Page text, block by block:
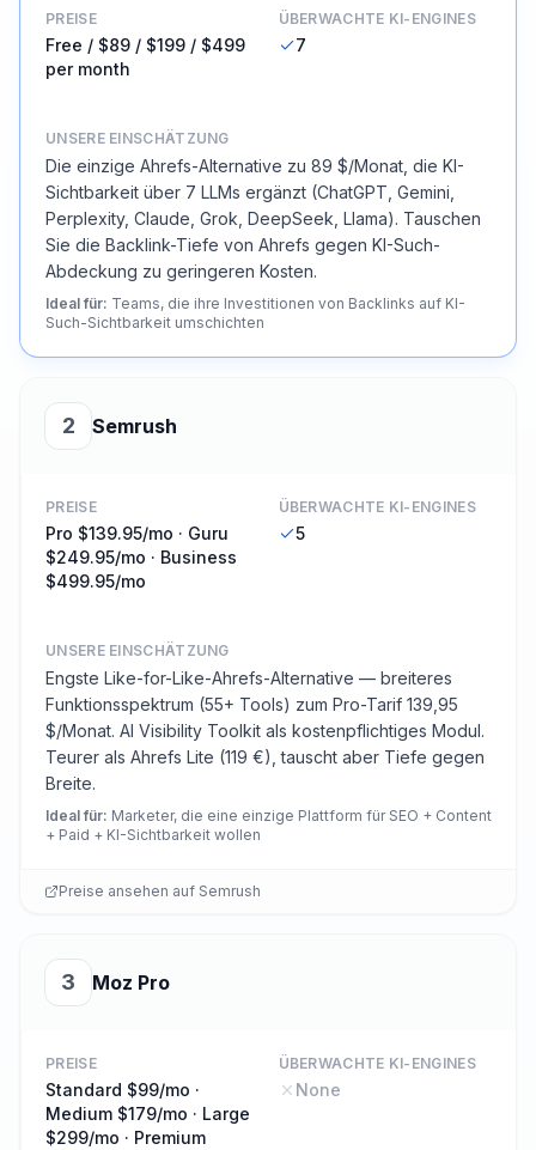
PREISE
Free / $89 / $199 / $499
per month
ÜBERWACHTE KI-ENGINES
7
UNSERE EINSCHÄTZUNG
Die einzige Ahrefs-Alternative zu 89 $/Monat, die KI-
Sichtbarkeit über 7 LLMs ergänzt (ChatGPT, Gemini,
Perplexity, Claude, Grok, DeepSeek, Llama). Tauschen
Sie die Backlink-Tiefe von Ahrefs gegen KI-Such-
Abdeckung zu geringeren Kosten.
Ideal für: Teams, die ihre Investitionen von Backlinks auf KI-
Such-Sichtbarkeit umschichten
2 Semrush
PREISE
Pro $139.95/mo · Guru
$249.95/mo · Business
$499.95/mo
ÜBERWACHTE KI-ENGINES
5
UNSERE EINSCHÄTZUNG
Engste Like-for-Like-Ahrefs-Alternative — breiteres
Funktionsspektrum (55+ Tools) zum Pro-Tarif 139,95
$/Monat. AI Visibility Toolkit als kostenpflichtiges Modul.
Teurer als Ahrefs Lite (119 €), tauscht aber Tiefe gegen
Breite.
Ideal für: Marketer, die eine einzige Plattform für SEO + Content
+ Paid + KI-Sichtbarkeit wollen
Preise ansehen auf Semrush
3 Moz Pro
PREISE
Standard $99/mo ·
Medium $179/mo · Large
$299/mo · Premium
ÜBERWACHTE KI-ENGINES
None